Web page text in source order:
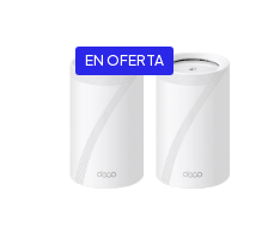
EN OFERTA